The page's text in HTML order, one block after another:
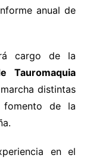
anual de
cargo de la
Tauromaquia
distintas
fomento de la
en el